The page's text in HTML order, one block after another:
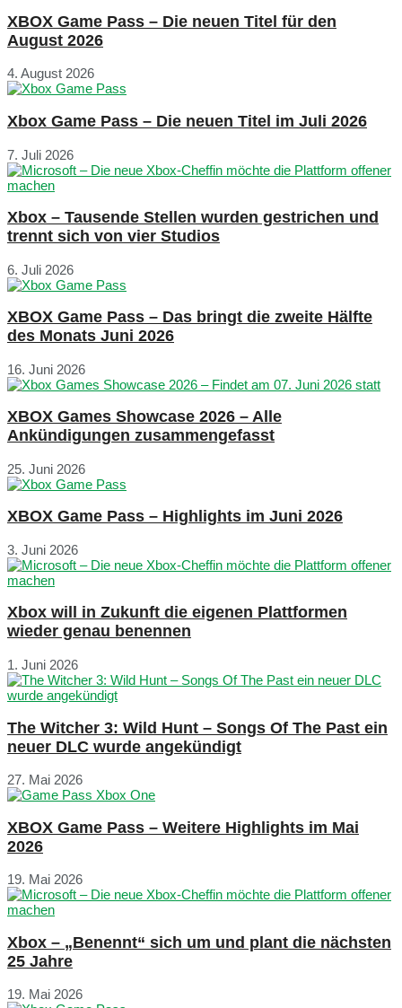
XBOX Game Pass – Die neuen Titel für den
August 2026
4. August 2026
Xbox Game Pass – Die neuen Titel im Juli 2026
7. Juli 2026
Xbox – Tausende Stellen wurden gestrichen und
trennt sich von vier Studios
6. Juli 2026
XBOX Game Pass – Das bringt die zweite Hälfte
des Monats Juni 2026
16. Juni 2026
XBOX Games Showcase 2026 – Alle
Ankündigungen zusammengefasst
25. Juni 2026
XBOX Game Pass – Highlights im Juni 2026
3. Juni 2026
Xbox will in Zukunft die eigenen Plattformen
wieder genau benennen
1. Juni 2026
The Witcher 3: Wild Hunt – Songs Of The Past ein
neuer DLC wurde angekündigt
27. Mai 2026
XBOX Game Pass – Weitere Highlights im Mai
2026
19. Mai 2026
Xbox – „Benennt“ sich um und plant die nächsten
25 Jahre
19. Mai 2026